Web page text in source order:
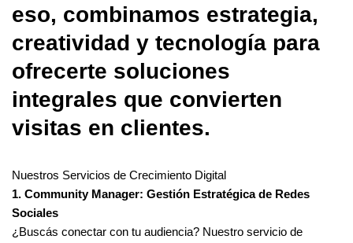
eso, combinamos estrategia,
creatividad y tecnología para
ofrecerte soluciones
integrales que convierten
visitas en clientes.
Nuestros Servicios de Crecimiento Digital
1. Community Manager: Gestión Estratégica de Redes
Sociales
¿Buscás conectar con tu audiencia? Nuestro servicio de